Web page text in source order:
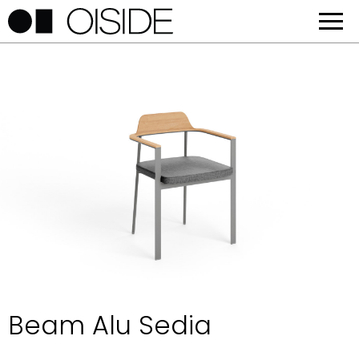
Beam Alu Sedia